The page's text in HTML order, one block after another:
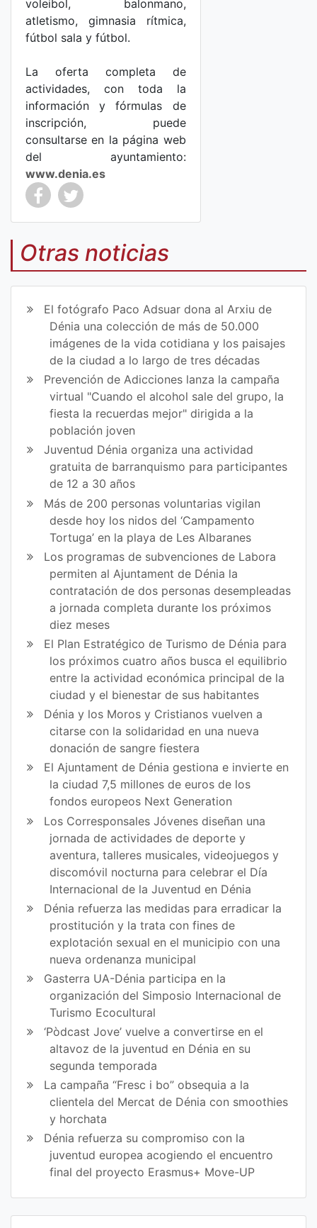
voleibol, balonmano,
atletismo, gimnasia rítmica,
fútbol sala y fútbol.
La oferta completa de
actividades, con toda la
información y fórmulas de
inscripción, puede
consultarse en la página web
del ayuntamiento:
www.denia.es
Co
mp
art
en
Fa
ce
bo
ok
Co
mp
art
ir
en
Tw
itt
er
Otras noticias
El fotógrafo Paco Adsuar dona al Arxiu de
Dénia una colección de más de 50.000
imágenes de la vida cotidiana y los paisajes
de la ciudad a lo largo de tres décadas
Prevención de Adicciones lanza la campaña
virtual "Cuando el alcohol sale del grupo, la
fiesta la recuerdas mejor" dirigida a la
población joven
Juventud Dénia organiza una actividad
gratuita de barranquismo para participantes
de 12 a 30 años
Más de 200 personas voluntarias vigilan
desde hoy los nidos del ‘Campamento
Tortuga’ en la playa de Les Albaranes
Los programas de subvenciones de Labora
permiten al Ajuntament de Dénia la
contratación de dos personas desempleadas
a jornada completa durante los próximos
diez meses
El Plan Estratégico de Turismo de Dénia para
los próximos cuatro años busca el equilibrio
entre la actividad económica principal de la
ciudad y el bienestar de sus habitantes
Dénia y los Moros y Cristianos vuelven a
citarse con la solidaridad en una nueva
donación de sangre fiestera
El Ajuntament de Dénia gestiona e invierte en
la ciudad 7,5 millones de euros de los
fondos europeos Next Generation
Los Corresponsales Jóvenes diseñan una
jornada de actividades de deporte y
aventura, talleres musicales, videojuegos y
discomóvil nocturna para celebrar el Día
Internacional de la Juventud en Dénia
Dénia refuerza las medidas para erradicar la
prostitución y la trata con fines de
explotación sexual en el municipio con una
nueva ordenanza municipal
Gasterra UA-Dénia participa en la
organización del Simposio Internacional de
Turismo Ecocultural
‘Pòdcast Jove’ vuelve a convertirse en el
altavoz de la juventud en Dénia en su
segunda temporada
La campaña “Fresc i bo” obsequia a la
clientela del Mercat de Dénia con smoothies
y horchata
Dénia refuerza su compromiso con la
juventud europea acogiendo el encuentro
final del proyecto Erasmus+ Move-UP